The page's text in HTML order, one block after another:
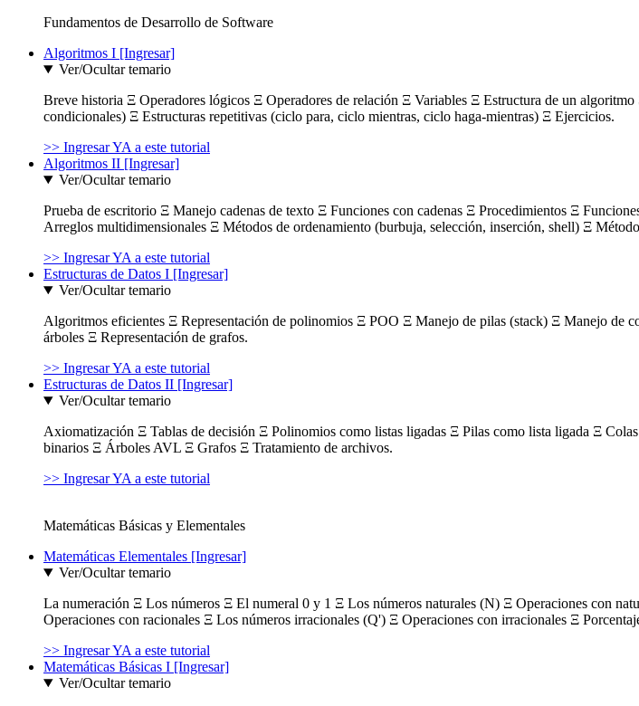
Fundamentos de Desarrollo de Software
Algoritmos I [Ingresar]
Ver/Ocultar temario
Breve historia Ξ Operadores lógicos Ξ Operadores de relación Ξ Variables Ξ Estructura de un
condicionales) Ξ Estructuras repetitivas (ciclo para, ciclo mientras, ciclo haga-mientras) Ξ Ejercicios.
>> Ingresar YA a este tutorial
Algoritmos II [Ingresar]
Ver/Ocultar temario
Prueba de escritorio Ξ Manejo cadenas de texto Ξ Funciones con cadenas Ξ Procedimientos Ξ
Arreglos multidimensionales Ξ Métodos de ordenamiento (burbuja, selección, inserción, shell) Ξ
>> Ingresar YA a este tutorial
Estructuras de Datos I [Ingresar]
Ver/Ocultar temario
Algoritmos eficientes Ξ Representación de polinomios Ξ POO Ξ Manejo de pilas (stack) Ξ Manejo
árboles Ξ Representación de grafos.
>> Ingresar YA a este tutorial
Estructuras de Datos II [Ingresar]
Ver/Ocultar temario
Axiomatización Ξ Tablas de decisión Ξ Polinomios como listas ligadas Ξ Pilas como lista ligada Ξ
binarios Ξ Árboles AVL Ξ Grafos Ξ Tratamiento de archivos.
>> Ingresar YA a este tutorial
Matemáticas Básicas y Elementales
Matemáticas Elementales [Ingresar]
Ver/Ocultar temario
La numeración Ξ Los números Ξ El numeral 0 y 1 Ξ Los números naturales (N) Ξ Operaciones con
Operaciones con racionales Ξ Los números irracionales (Q') Ξ Operaciones con irracionales Ξ
>> Ingresar YA a este tutorial
Matemáticas Básicas I [Ingresar]
Ver/Ocultar temario